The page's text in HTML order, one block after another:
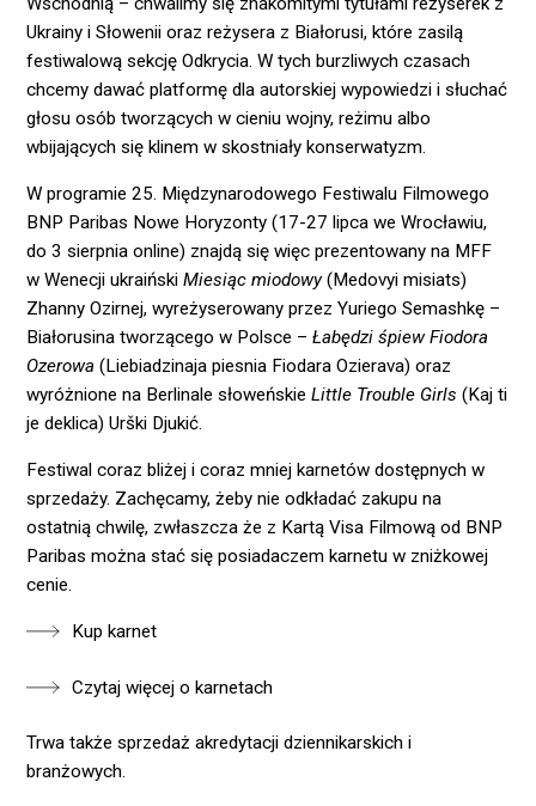
Ukrainy i Słowenii oraz reżysera z Białorusi, które zasilą
festiwalową sekcję Odkrycia. W tych burzliwych czasach
chcemy dawać platformę dla autorskiej wypowiedzi i słuchać
głosu osób tworzących w cieniu wojny, reżimu albo
wbijających się klinem w skostniały konserwatyzm.
W programie 25. Międzynarodowego Festiwalu Filmowego
BNP Paribas Nowe Horyzonty (17-27 lipca we Wrocławiu,
do 3 sierpnia online) znajdą się więc prezentowany na MFF
w Wenecji ukraińskiMiesiąc miodowy(Medovyi misiats)
Zhanny Ozirnej, wyreżyserowany przez Yuriego Semashkę –
Białorusina tworzącego w Polsce –Łabędzi śpiew Fiodora
Ozerowa (Liebiadzinaja piesnia Fiodara Ozierava) oraz
wyróżnione na Berlinale słoweńskieLittle Trouble Girls(Kaj ti
je deklica) Urški Djukić.
Festiwal coraz bliżej i coraz mniej karnetów dostępnych w
sprzedaży. Zachęcamy, żeby nie odkładać zakupu na
ostatnią chwilę, zwłaszcza że z Kartą Visa Filmową od BNP
Paribas można stać się posiadaczem karnetu w zniżkowej
cenie.
Kup karnet
Czytaj więcej o karnetach
Trwa także sprzedaż akredytacji dziennikarskich i
branżowych.